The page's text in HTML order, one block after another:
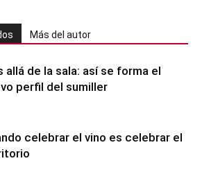
Más del autor
allá de la sala: así se forma el
perfil del sumiller
celebrar el vino es celebrar el